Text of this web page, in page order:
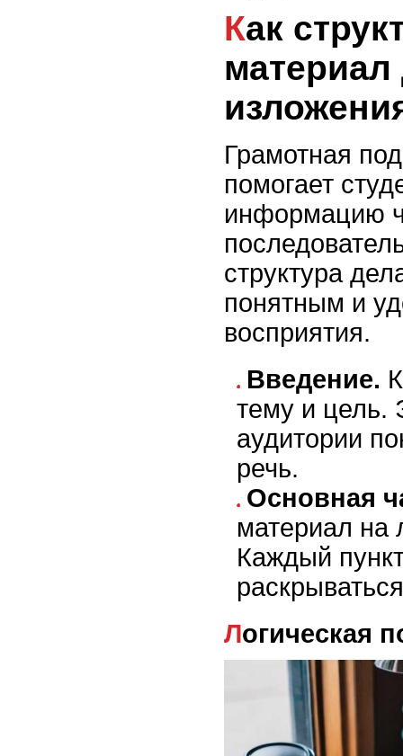
Как структурировать
материал
Грамотная
помогает
информацию
структура
понятным и
восприятия.
Введение.
тему и цель.
аудитории
речь.
Основная
материал на
Каждый
Логическая